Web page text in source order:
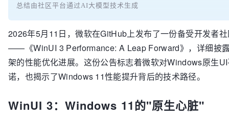
总结由社区平台通过AI大模型技术生成
2026年5月11日，微软在GitHub上发布了一份备受开发者
——《WinUI 3 Performance: A Leap Forward》，详细披
架的性能优化进展。这份公告标志着微软对Windows原生
诺，也揭示了Windows 11性能提升背后的技术路径。
WinUI 3：Windows 11的"原生心脏"